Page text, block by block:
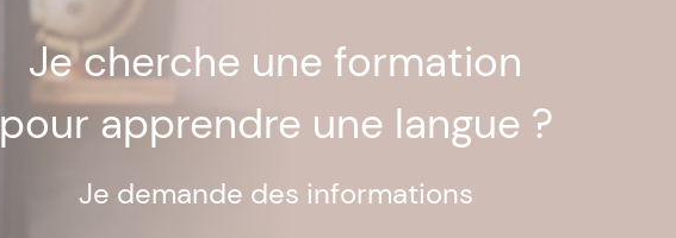
Je cherche une formation
pour apprendre une langue ?
Je demande des informations